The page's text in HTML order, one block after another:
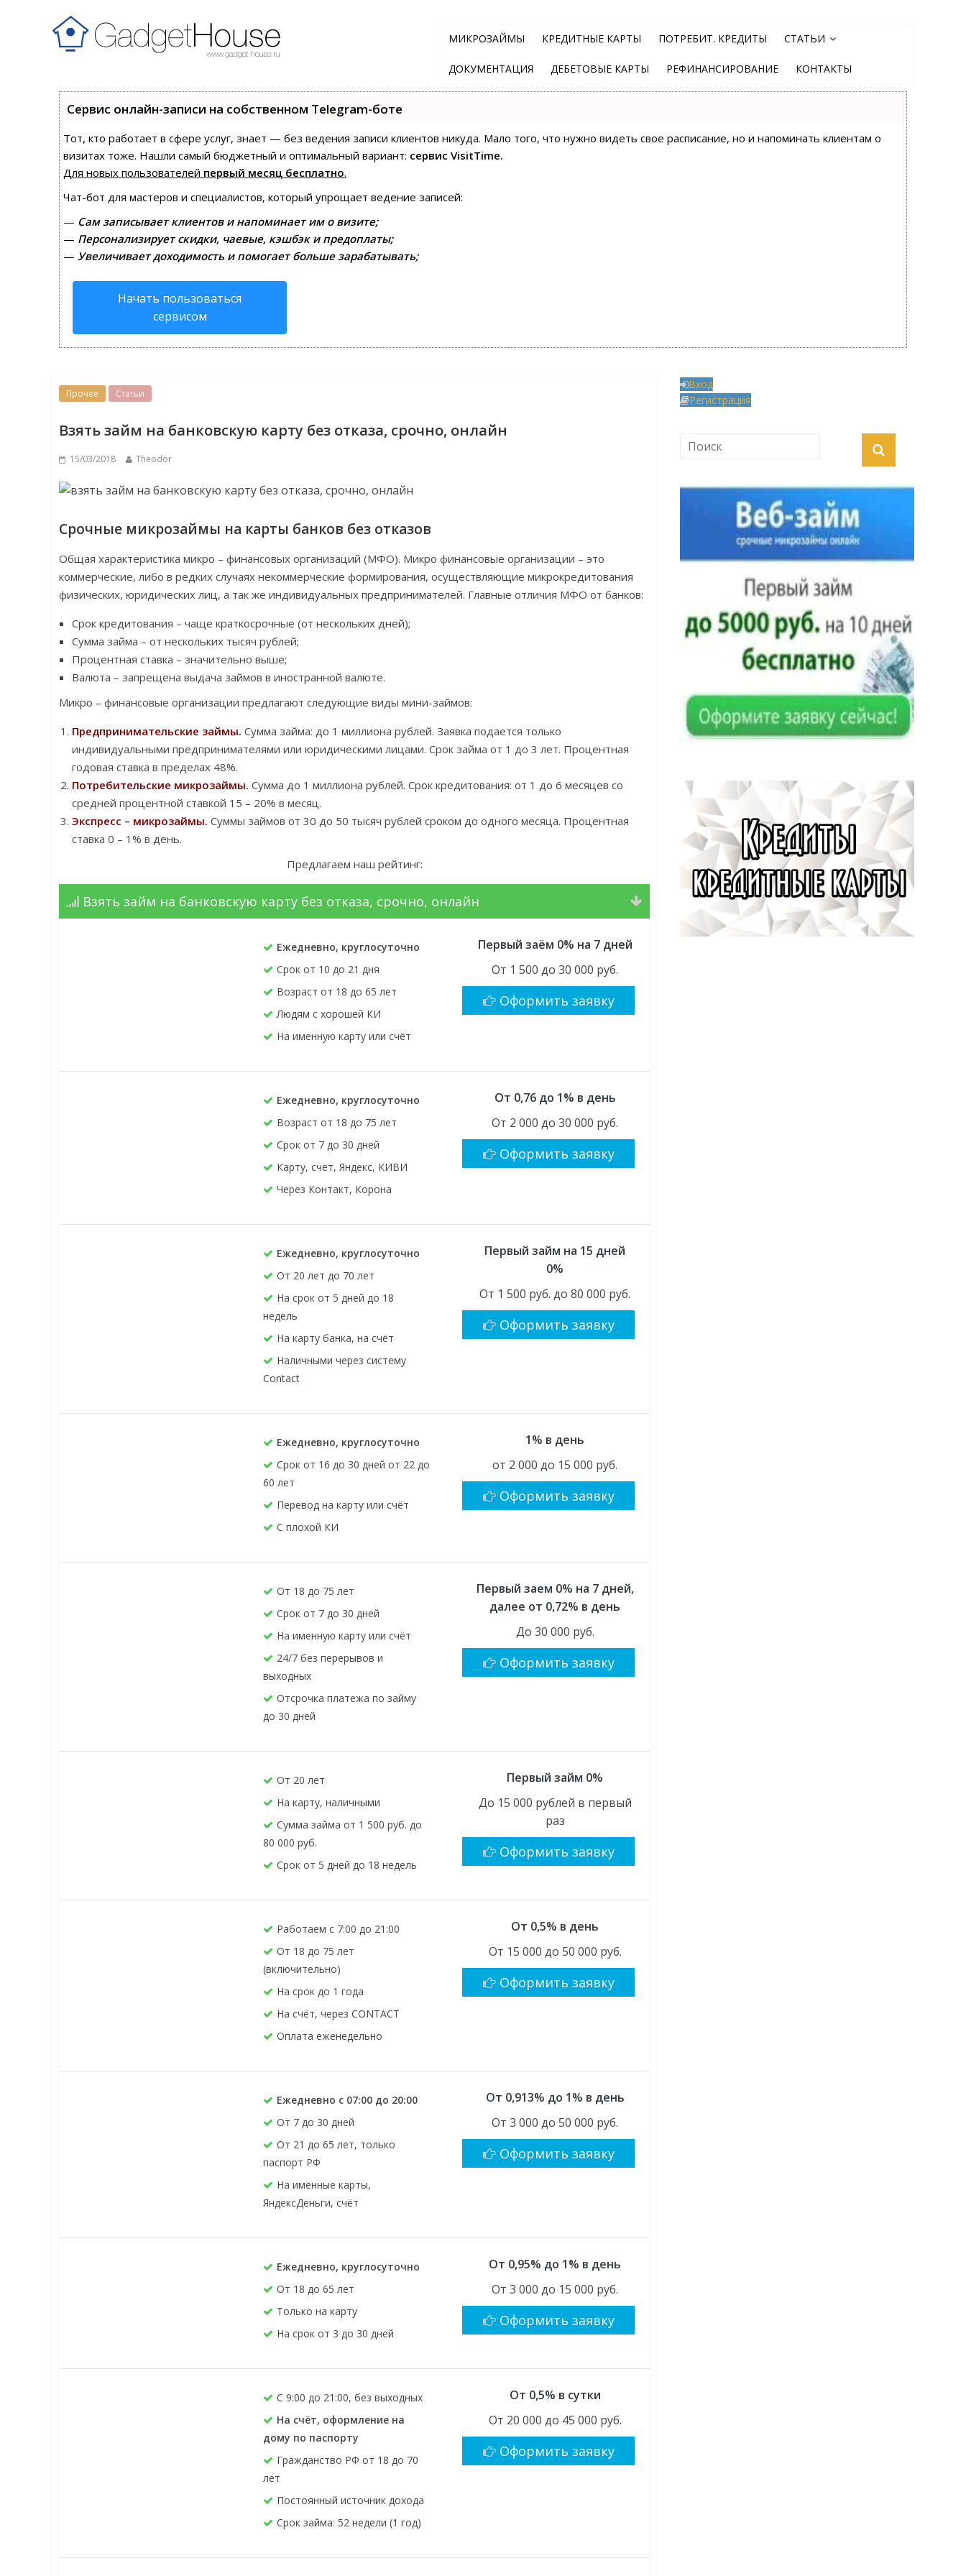
МИКРОЗАЙМЫ КРЕДИТНЫЕ КАРТЫ ПОТРЕБИТ. КРЕДИТЫ СТАТЬИ
ДОКУМЕНТАЦИЯ ДЕБЕТОВЫЕ КАРТЫ РЕФИНАНСИРОВАНИЕ КОНТАКТЫ
Сервис онлайн-записи на собственном Telegram-боте
Тот, кто работает в сфере услуг, знает — без ведения записи клиентов никуда. Мало того, что нужно видеть свое расписание, но и напоминать клиентам о
визитах тоже. Нашли самый бюджетный и оптимальный вариант: сервис VisitTime.
Для новых пользователей первый месяц бесплатно.
Чат-бот для мастеров и специалистов, который упрощает ведение записей:
— Сам записывает клиентов и напоминает им о визите;
— Персонализирует скидки, чаевые, кэшбэк и предоплаты;
— Увеличивает доходимость и помогает больше зарабатывать;
Начать пользоваться
сервисом
Прочее Статьи
Взять займ на банковскую карту без отказа, срочно, онлайн
15/03/2018 Theodor
Срочные микрозаймы на карты банков без отказов
Общая характеристика микро – финансовых организаций (МФО). Микро финансовые организации – это
коммерческие, либо в редких случаях некоммерческие формирования, осуществляющие микрокредитования
физических, юридических лиц, а так же индивидуальных предпринимателей. Главные отличия МФО от банков:
Срок кредитования – чаще краткосрочные (от нескольких дней);
Сумма займа – от нескольких тысяч рублей;
Процентная ставка – значительно выше;
Валюта – запрещена выдача займов в иностранной валюте.
Микро – финансовые организации предлагают следующие виды мини-займов:
Предпринимательские займы. Сумма займа: до 1 миллиона рублей. Заявка подается только
индивидуальными предпринимателями или юридическими лицами. Срок займа от 1 до 3 лет. Процентная
годовая ставка в пределах 48%.
Потребительские микрозаймы. Сумма до 1 миллиона рублей. Срок кредитования: от 1 до 6 месяцев со
средней процентной ставкой 15 – 20% в месяц.
Экспресс – микрозаймы. Суммы займов от 30 до 50 тысяч рублей сроком до одного месяца. Процентная
ставка 0 – 1% в день.
Предлагаем наш рейтинг:
Взять займ на банковскую карту без отказа, срочно, онлайн
Ежедневно, круглосуточно
Срок от 10 до 21 дня
Возраст от 18 до 65 лет
Людям с хорошей КИ
На именную карту или счёт
Первый заём 0% на 7 дней
От 1 500 до 30 000 руб.
Оформить заявку
Ежедневно, круглосуточно
Возраст от 18 до 75 лет
Срок от 7 до 30 дней
Карту, счёт, Яндекс, КИВИ
Через Контакт, Корона
От 0,76 до 1% в день
От 2 000 до 30 000 руб.
Оформить заявку
Ежедневно, круглосуточно
От 20 лет до 70 лет
На срок от 5 дней до 18
недель
На карту банка, на счёт
Наличными через систему
Contact
Первый займ на 15 дней
0%
От 1 500 руб. до 80 000 руб.
Оформить заявку
Ежедневно, круглосуточно
Срок от 16 до 30 дней от 22 до
60 лет
Перевод на карту или счёт
С плохой КИ
1% в день
от 2 000 до 15 000 руб.
Оформить заявку
От 18 до 75 лет
Срок от 7 до 30 дней
На именную карту или счёт
24/7 без перерывов и
выходных
Отсрочка платежа по займу
до 30 дней
Первый заем 0% на 7 дней,
далее от 0,72% в день
До 30 000 руб.
Оформить заявку
От 20 лет
На карту, наличными
Сумма займа от 1 500 руб. до
80 000 руб.
Срок от 5 дней до 18 недель
Первый займ 0%
До 15 000 рублей в первый
раз
Оформить заявку
Работаем с 7:00 до 21:00
От 18 до 75 лет
(включительно)
На срок до 1 года
На счёт, через CONTACT
Оплата еженедельно
От 0,5% в день
От 15 000 до 50 000 руб.
Оформить заявку
Ежедневно с 07:00 до 20:00
От 7 до 30 дней
От 21 до 65 лет, только
паспорт РФ
На именные карты,
ЯндексДеньги, счёт
От 0,913% до 1% в день
От 3 000 до 50 000 руб.
Оформить заявку
Ежедневно, круглосуточно
От 18 до 65 лет
Только на карту
На срок от 3 до 30 дней
От 0,95% до 1% в день
От 3 000 до 15 000 руб.
Оформить заявку
C 9:00 до 21:00, без выходных
На счёт, оформление на
дому по паспорту
Гражданство РФ от 18 до 70
лет
Постоянный источник дохода
Срок займа: 52 недели (1 год)
От 0,5% в сутки
От 20 000 до 45 000 руб.
Оформить заявку
Вход
Регистрация